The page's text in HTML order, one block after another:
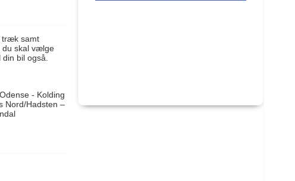
træk samt
du skal vælge
bil også.
- Kolding
Nord/Hadsten –